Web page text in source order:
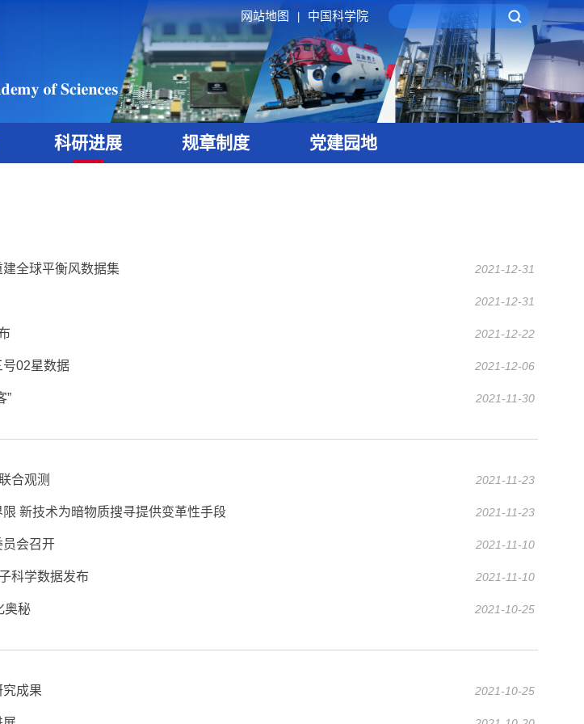
网站地图 中国科学院
科研进展 规章制度 党建园地
全球平衡风数据集 2021-12-31
2021-12-31
2021-12-22
02星数据 2021-12-06
” 2021-11-30
合观测 2021-11-23
新技术为暗物质搜寻提供变革性手段 2021-11-23
员会召开 2021-11-10
科学数据发布 2021-11-10
奥秘 2021-10-25
成果 2021-10-25